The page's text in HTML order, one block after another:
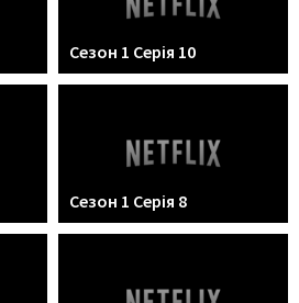
Сезон 1 Серія 10
Сезон 1 Серія 8